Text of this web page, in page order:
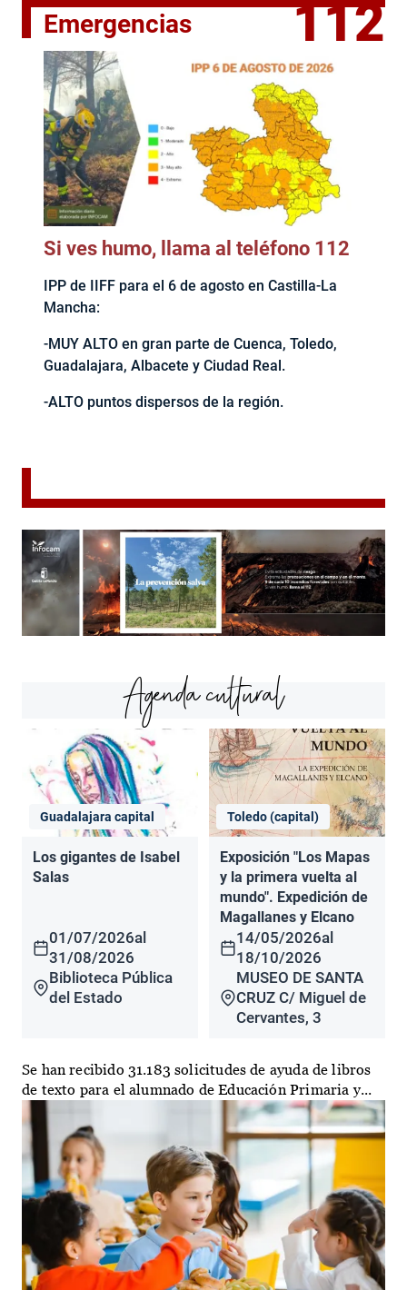
Emergencias 112
Si ves humo, llama al teléfono 112
IPP de IIFF para el 6 de agosto en Castilla-La
Mancha:
-MUY ALTO en gran parte de Cuenca, Toledo,
Guadalajara, Albacete y Ciudad Real.
-ALTO puntos dispersos de la región.
Agenda cultural
Guadalajara capital
Los gigantes de Isabel
Salas
01/07/2026al
31/08/2026
Biblioteca Pública
del Estado
Toledo (capital)
Exposición "Los Mapas
y la primera vuelta al
mundo". Expedición de
Magallanes y Elcano
14/05/2026al
18/10/2026
MUSEO DE SANTA
CRUZ C/ Miguel de
Cervantes, 3
Se han recibido 31.183 solicitudes de ayuda de libros
de texto para el alumnado de Educación Primaria y...